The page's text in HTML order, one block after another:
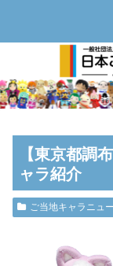
【東京都調
ャラ紹介
ご当地キャラニュ